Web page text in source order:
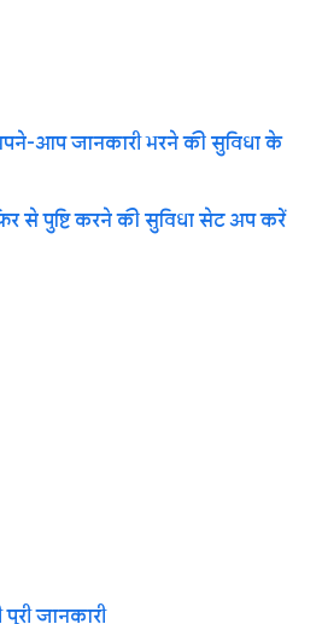
आप जानकारी भरने की सुविधा के
से पुष्टि करने की सुविधा सेट अप करें
जानकारी